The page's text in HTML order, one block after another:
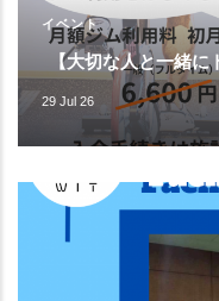
イベント
【大切な人と一緒に
29 Jul 26